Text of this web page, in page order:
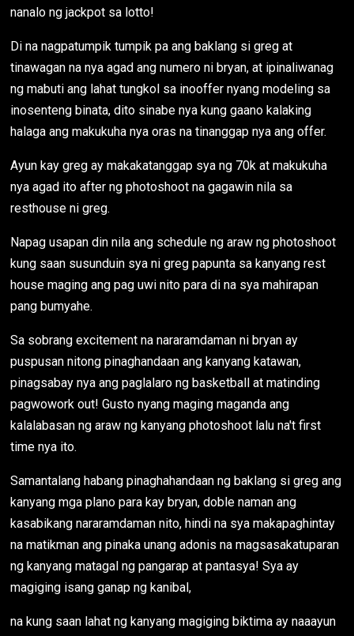
nanalo ng jackpot sa lotto!
Di na nagpatumpik tumpik pa ang baklang si greg at
tinawagan na nya agad ang numero ni bryan, at ipinaliwanag
ng mabuti ang lahat tungkol sa inooffer nyang modeling sa
inosenteng binata, dito sinabe nya kung gaano kalaking
halaga ang makukuha nya oras na tinanggap nya ang offer.
Ayun kay greg ay makakatanggap sya ng 70k at makukuha
nya agad ito after ng photoshoot na gagawin nila sa
resthouse ni greg.
Napag usapan din nila ang schedule ng araw ng photoshoot
kung saan susunduin sya ni greg papunta sa kanyang rest
house maging ang pag uwi nito para di na sya mahirapan
pang bumyahe.
Sa sobrang excitement na nararamdaman ni bryan ay
puspusan nitong pinaghandaan ang kanyang katawan,
pinagsabay nya ang paglalaro ng basketball at matinding
pagwowork out! Gusto nyang maging maganda ang
kalalabasan ng araw ng kanyang photoshoot lalu na't first
time nya ito.
Samantalang habang pinaghahandaan ng baklang si greg ang
kanyang mga plano para kay bryan, doble naman ang
kasabikang nararamdaman nito, hindi na sya makapaghintay
na matikman ang pinaka unang adonis na magsasakatuparan
ng kanyang matagal ng pangarap at pantasya! Sya ay
magiging isang ganap ng kanibal,
na kung saan lahat ng kanyang magiging biktima ay naaayun